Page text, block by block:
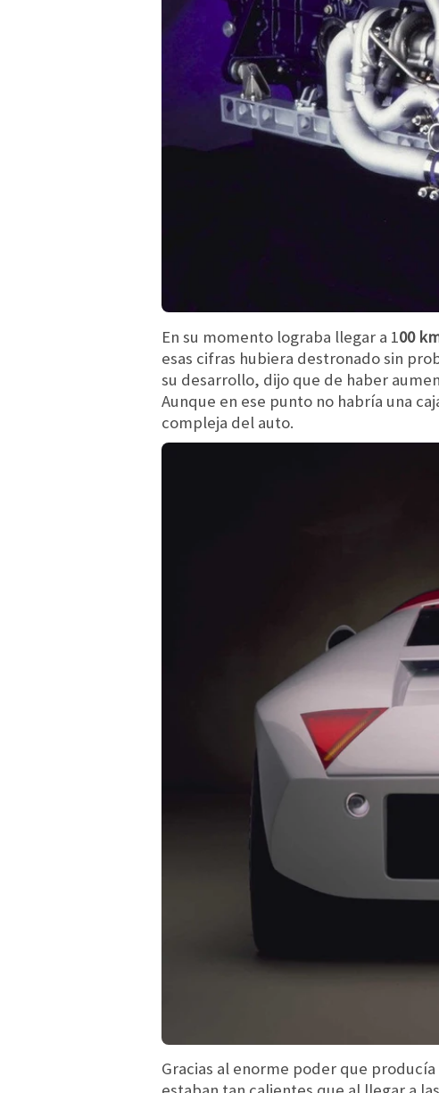
En su momento lograba llegar a 100
esas cifras hubiera destronado sin
su desarrollo, dijo que de haber
Aunque en ese punto no habría una
compleja del auto.
Gracias al enorme poder que